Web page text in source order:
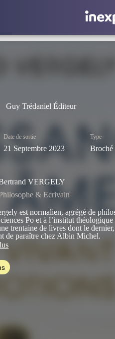
Guy Trédaniel Éditeur
Date de sortie
21 Septembre 2023
Type
Broché
VERGELY
& Ecrivain
est normalien, agrégé de
Po et à l’institut
trentaine de livres dont le
de paraître chez Albin Michel.
vendus),
Lattès, 2001),
de la Renaissance, 2006) ou